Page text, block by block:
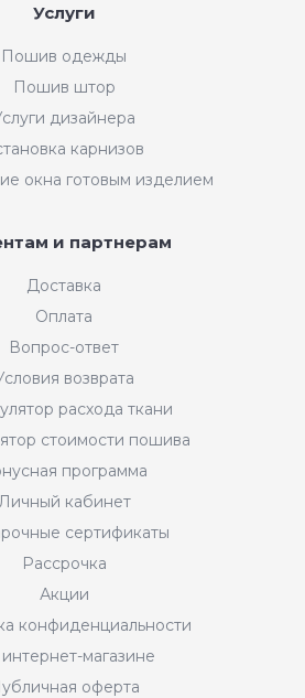
Услуги
Пошив одежды
Пошив штор
дизайнера
карнизов
окна готовым изделием
и партнерам
Доставка
Оплата
Вопрос-ответ
возврата
расхода ткани
стоимости пошива
программа
кабинет
сертификаты
Рассрочка
Акции
конфиденциальности
магазине
оферта